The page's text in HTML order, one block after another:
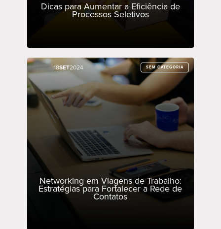
Dicas para Aumentar a Eficiência de
Processos Seletivos
18SET2024 SEM CATEGORIA
Networking em Viagens de Trabalho:
Estratégias para Fortalecer a Rede de
Contatos
18SET2024 SEM CATEGORIA